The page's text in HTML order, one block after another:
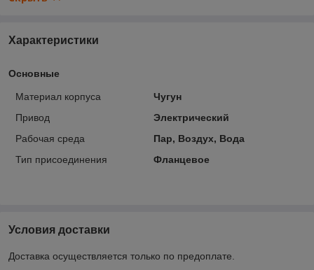
Характеристики
Основные
Материал корпуса
Чугун
Привод
Электрический
Рабочая среда
Пар, Воздух, Вода
Тип присоединения
Фланцевое
Условия доставки
Доставка осуществляется только по предоплате.